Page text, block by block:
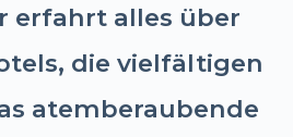
erfahrt alles über
die vielfältigen
atemberaubende